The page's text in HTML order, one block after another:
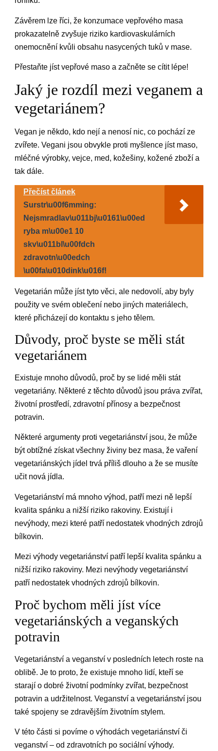
Závěrem lze říci, že konzumace vepřového masa
prokazatelně zvyšuje riziko kardiovaskulárních
onemocnění kvůli obsahu nasycených tuků v mase.
Přestaňte jíst vepřové maso a začněte se cítit lépe!
Jaký je rozdíl mezi veganem a
vegetariánem?
Vegan je někdo, kdo nejí a nenosí nic, co pochází ze
zvířete. Vegani jsou obvykle proti myšlence jíst maso,
mléčné výrobky, vejce, med, kožešiny, kožené zboží a
tak dále.
Přečíst článek
Surstr\u00f6mming:
Nejsmradlav\u011bj\u0161\u00ed
ryba m\u00e1 10
skv\u011bl\u00fdch
zdravotn\u00edch
\u00fa\u010dink\u016f!
Vegetarián může jíst tyto věci, ale nedovolí, aby byly
použity ve svém oblečení nebo jiných materiálech,
které přicházejí do kontaktu s jeho tělem.
Důvody, proč byste se měli stát
vegetariánem
Existuje mnoho důvodů, proč by se lidé měli stát
vegetariány. Některé z těchto důvodů jsou práva zvířat,
životní prostředí, zdravotní přínosy a bezpečnost
potravin.
Některé argumenty proti vegetariánství jsou, že může
být obtížné získat všechny živiny bez masa, že vaření
vegetariánských jídel trvá příliš dlouho a že se musíte
učit nová jídla.
Vegetariánství má mnoho výhod, patří mezi ně lepší
kvalita spánku a nižší riziko rakoviny. Existují i
nevýhody, mezi které patří nedostatek vhodných zdrojů
bílkovin.
Mezi výhody vegetariánství patří lepší kvalita spánku a
nižší riziko rakoviny. Mezi nevýhody vegetariánství
patří nedostatek vhodných zdrojů bílkovin.
Proč bychom měli jíst více
vegetariánských a veganských
potravin
Vegetariánství a veganství v posledních letech roste na
oblibě. Je to proto, že existuje mnoho lidí, kteří se
starají o dobré životní podmínky zvířat, bezpečnost
potravin a udržitelnost. Veganství a vegetariánství jsou
také spojeny se zdravějším životním stylem.
V této části si povíme o výhodách vegetariánství či
veganství – od zdravotních po sociální výhody.